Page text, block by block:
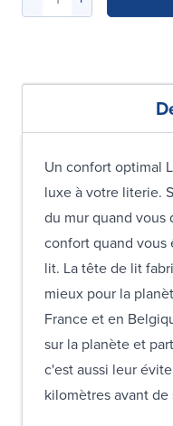
Un confort optimal
luxe à votre literie.
du mur quand vous
confort quand vous
lit. La tête de lit
mieux pour la
France et en
sur la planète et
c'est aussi leur
kilomètres avant